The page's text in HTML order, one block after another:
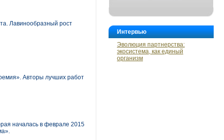
Интервью
Эволюция партнерства:
экосистема, как единый
организм
Лавинообразный рост
Авторы лучших работ
началась в феврале 2015